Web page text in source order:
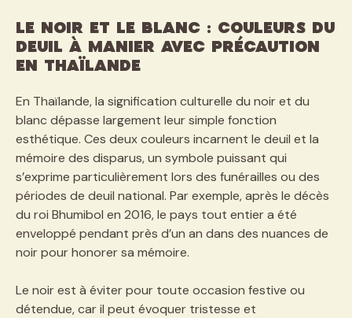
Le noir et le blanc : couleurs du
deuil à manier avec précaution
en Thaïlande
En Thaïlande, la signification culturelle du noir et du
blanc dépasse largement leur simple fonction
esthétique. Ces deux couleurs incarnent le deuil et la
mémoire des disparus, un symbole puissant qui
s’exprime particulièrement lors des funérailles ou des
périodes de deuil national. Par exemple, après le décès
du roi Bhumibol en 2016, le pays tout entier a été
enveloppé pendant près d’un an dans des nuances de
noir pour honorer sa mémoire.
Le noir est à éviter pour toute occasion festive ou
détendue, car il peut évoquer tristesse et